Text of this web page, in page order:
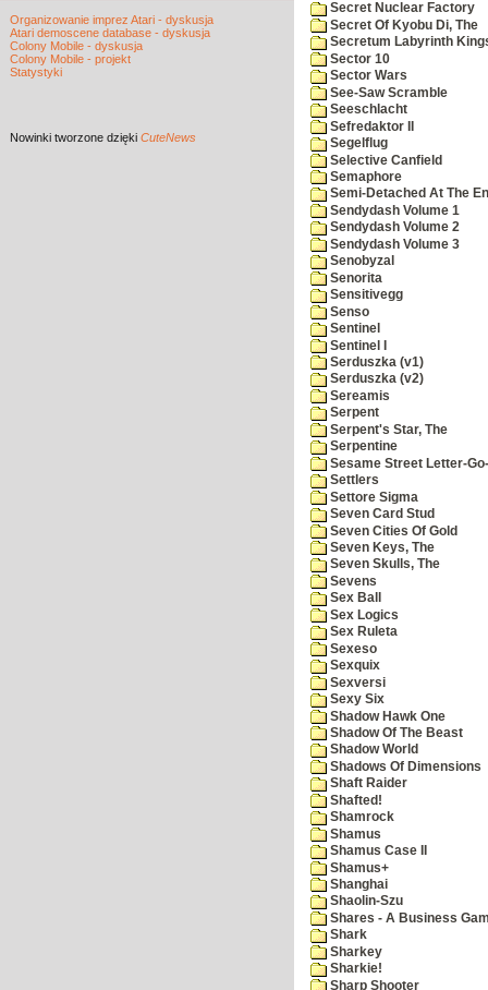
Organizowanie imprez Atari - dyskusja
Atari demoscene database - dyskusja
Colony Mobile - dyskusja
Colony Mobile - projekt
Statystyki
Nowinki tworzone dzięki CuteNews
Secret Nuclear Factory
Secret Of Kyobu Di, The
Secretum Labyrinth
Sector 10
Sector Wars
See-Saw Scramble
Seeschlacht
Sefredaktor II
Segelflug
Selective Canfield
Semaphore
Semi-Detached At The
Sendydash Volume 1
Sendydash Volume 2
Sendydash Volume 3
Senobyzal
Senorita
Sensitivegg
Senso
Sentinel
Sentinel I
Serduszka (v1)
Serduszka (v2)
Sereamis
Serpent
Serpent's Star, The
Serpentine
Sesame Street Letter-
Settlers
Settore Sigma
Seven Card Stud
Seven Cities Of Gold
Seven Keys, The
Seven Skulls, The
Sevens
Sex Ball
Sex Logics
Sex Ruleta
Sexeso
Sexquix
Sexversi
Sexy Six
Shadow Hawk One
Shadow Of The Beast
Shadow World
Shadows Of Dimensions
Shaft Raider
Shafted!
Shamrock
Shamus
Shamus Case II
Shamus+
Shanghai
Shaolin-Szu
Shares - A Business
Shark
Sharkey
Sharkie!
Sharp Shooter